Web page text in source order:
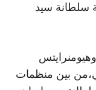
سلطانة سيد
بين منظمات